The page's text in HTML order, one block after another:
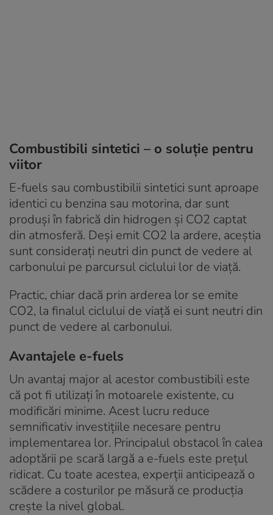
Combustibili sintetici – o soluție pentru
viitor
E-fuels sau combustibilii sintetici sunt aproape
identici cu benzina sau motorina, dar sunt
produși în fabrică din hidrogen și CO2 captat
din atmosferă. Deși emit CO2 la ardere, aceștia
sunt considerați neutri din punct de vedere al
carbonului pe parcursul ciclului lor de viață.
Practic, chiar dacă prin arderea lor se emite
CO2, la finalul ciclului de viață ei sunt neutri din
punct de vedere al carbonului.
Avantajele e-fuels
Un avantaj major al acestor combustibili este
că pot fi utilizați în motoarele existente, cu
modificări minime. Acest lucru reduce
semnificativ investițiile necesare pentru
implementarea lor. Principalul obstacol în calea
adoptării pe scară largă a e-fuels este prețul
ridicat. Cu toate acestea, experții anticipează o
scădere a costurilor pe măsură ce producția
crește la nivel global.